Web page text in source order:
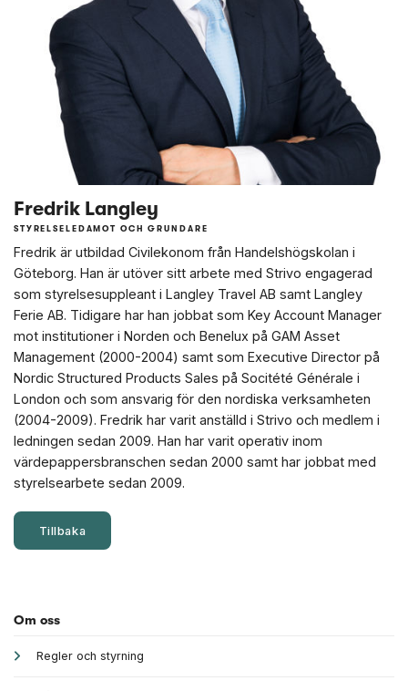
Fredrik Langley
STYRELSELEDAMOT OCH GRUNDARE
Fredrik är utbildad Civilekonom från Handelshögskolan i
Göteborg. Han är utöver sitt arbete med Strivo engagerad
som styrelsesuppleant i Langley Travel AB samt Langley
Ferie AB. Tidigare har han jobbat som Key Account Manager
mot institutioner i Norden och Benelux på GAM Asset
Management (2000-2004) samt som Executive Director på
Nordic Structured Products Sales på Socitété Générale i
London och som ansvarig för den nordiska verksamheten
(2004-2009). Fredrik har varit anställd i Strivo och medlem i
ledningen sedan 2009. Han har varit operativ inom
värdepappersbranschen sedan 2000 samt har jobbat med
styrelsearbete sedan 2009.
Tillbaka
Om oss
Regler och styrning